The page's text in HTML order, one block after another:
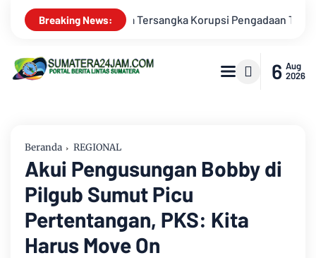
Breaking News:
Tanah Akses Pelabuhan Ujung Jabung Ke Penuntut Umum
6 Aug
2026
Beranda REGIONAL
Akui Pengusungan Bobby di
Pilgub Sumut Picu
Pertentangan, PKS: Kita
Harus Move On